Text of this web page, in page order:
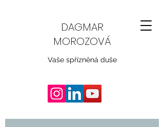
DAGMAR
MOROZOVÁ
Vaše spřízněná duše